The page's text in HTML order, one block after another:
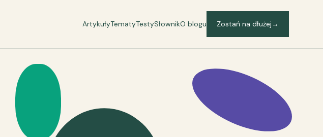
ArtykułyTematyTestySłownikO blogu Zostań na dłużej→